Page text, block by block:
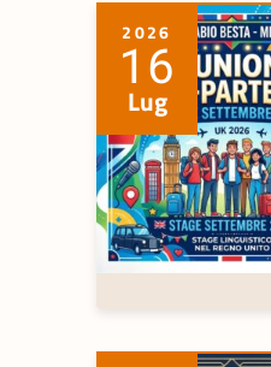
2026
16
Lug